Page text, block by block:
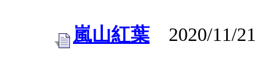
嵐山紅葉 2020/11/21